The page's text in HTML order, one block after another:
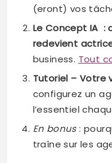
(eront) vos
Le Concept IA :
redevient
business. Tout
Tutoriel – Votre
configurez un
l’essentiel
En bonus:
traîne sur les